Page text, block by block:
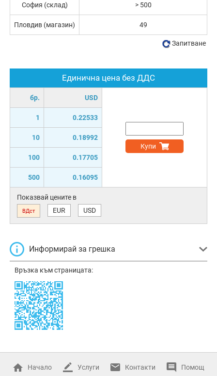
Единична цена без ДДС
бр. USD
1 0.22533
10 0.18992
100 0.17705
500 0.16095
Купи
Показвай цените в
ВДст EUR USD
Информирай за грешка
Връзка към страницата:
София (склад) > 500
Пловдив (магазин) 49
Запитване
Начало Услуги Контакти Помощ